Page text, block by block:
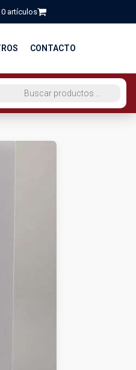
0 artículos
CONTACTO
DE PRODUCTOS